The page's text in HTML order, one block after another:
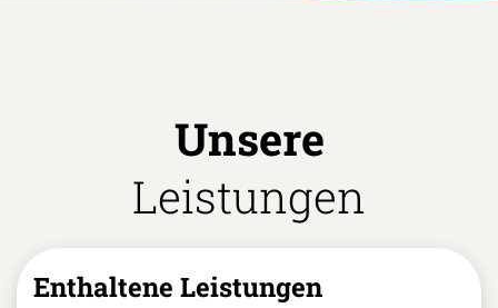
Unsere
Leistungen
Enthaltene Leistungen